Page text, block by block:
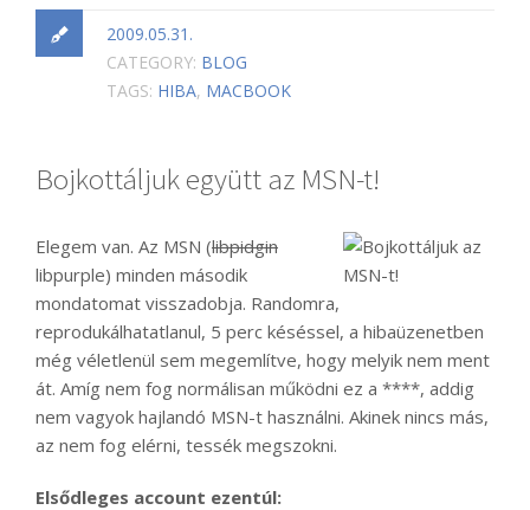
2009.05.31.
CATEGORY: BLOG
TAGS: HIBA, MACBOOK
Bojkottáljuk együtt az MSN-t!
Elegem van. Az MSN (libpidgin
libpurple) minden második
mondatomat visszadobja. Randomra,
reprodukálhatatlanul, 5 perc késéssel, a hibaüzenetben
még véletlenül sem megemlítve, hogy melyik nem ment
át. Amíg nem fog normálisan működni ez a ****, addig
nem vagyok hajlandó MSN-t használni. Akinek nincs más,
az nem fog elérni, tessék megszokni.
Elsődleges account ezentúl: